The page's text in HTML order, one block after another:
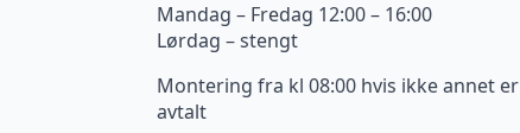
Mandag – Fredag 12:00 – 16:00
Lørdag – stengt
Montering fra kl 08:00 hvis ikke annet er
avtalt